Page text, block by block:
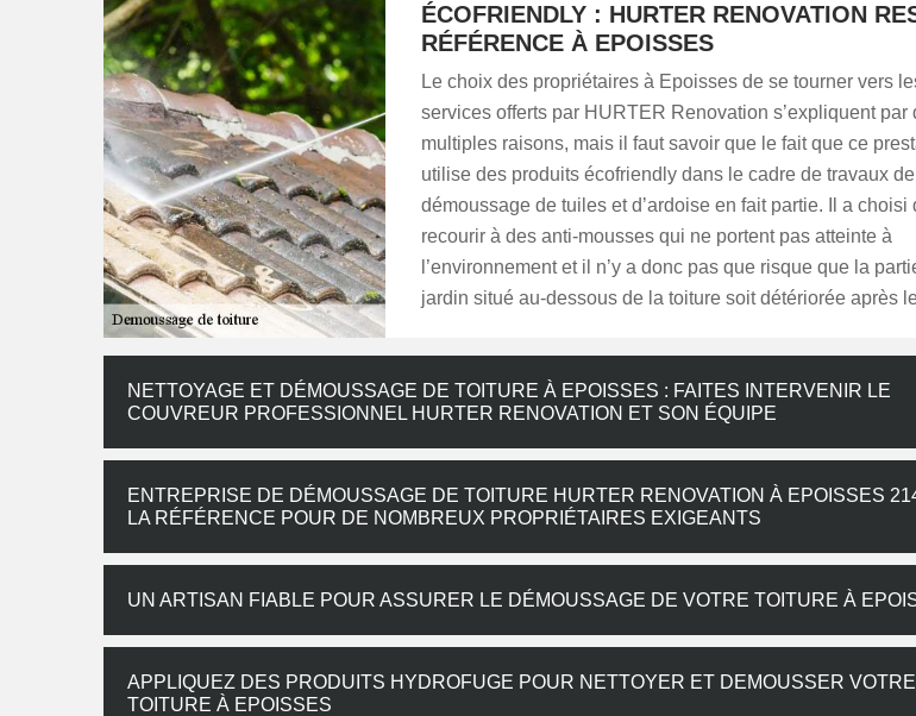
ÉCOFRIENDLY : HURTER RENOVATION
RÉFÉRENCE À EPOISSES
Le choix des propriétaires à Epoisses de se tourner vers
services offerts par HURTER Renovation s’expliquent par
multiples raisons, mais il faut savoir que le fait que ce
utilise des produits écofriendly dans le cadre de travaux de
démoussage de tuiles et d’ardoise en fait partie. Il a choisi
recourir à des anti-mousses qui ne portent pas atteinte à
l’environnement et il n’y a donc pas que risque que la
jardin situé au-dessous de la toiture soit détériorée après
NETTOYAGE ET DÉMOUSSAGE DE TOITURE À EPOISSES : FAITES INTERVENIR LE
COUVREUR PROFESSIONNEL HURTER RENOVATION ET SON ÉQUIPE
ENTREPRISE DE DÉMOUSSAGE DE TOITURE HURTER RENOVATION À EPOISSES
LA RÉFÉRENCE POUR DE NOMBREUX PROPRIÉTAIRES EXIGEANTS
UN ARTISAN FIABLE POUR ASSURER LE DÉMOUSSAGE DE VOTRE TOITURE À
APPLIQUEZ DES PRODUITS HYDROFUGE POUR NETTOYER ET DEMOUSSER VOTRE
TOITURE À EPOISSES